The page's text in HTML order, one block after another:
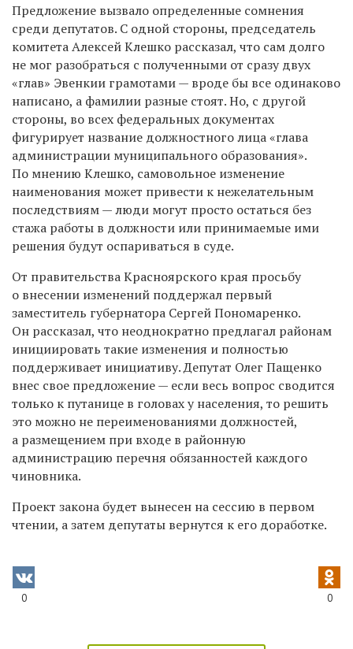
Предложение вызвало определенные сомнения
среди депутатов. С одной стороны, председатель
комитета Алексей Клешко рассказал, что сам долго
не мог разобраться с полученными от сразу двух
«глав» Эвенкии грамотами — вроде бы все одинаково
написано, а фамилии разные стоят. Но, с другой
стороны, во всех федеральных документах
фигурирует название должностного лица «глава
администрации муниципального образования».
По мнению Клешко, самовольное изменение
наименования может привести к нежелательным
последствиям — люди могут просто остаться без
стажа работы в должности или принимаемые ими
решения будут оспариваться в суде.
От правительства Красноярского края просьбу
о внесении изменений поддержал первый
заместитель губернатора Сергей Пономаренко.
Он рассказал, что неоднократно предлагал районам
инициировать такие изменения и полностью
поддерживает инициативу. Депутат Олег Пащенко
внес свое предложение — если весь вопрос сводится
только к путанице в головах у населения, то решить
это можно не переименованиями должностей,
а размещением при входе в районную
администрацию перечня обязанностей каждого
чиновника.
Проект закона будет вынесен на сессию в первом
чтении, а затем депутаты вернутся к его доработке.
0 0